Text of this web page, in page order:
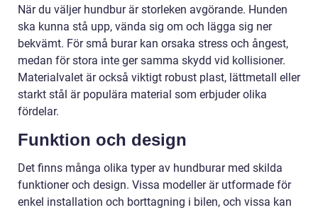
När du väljer hundbur är storleken avgörande. Hunden
ska kunna stå upp, vända sig om och lägga sig ner
bekvämt. För små burar kan orsaka stress och ångest,
medan för stora inte ger samma skydd vid kollisioner.
Materialvalet är också viktigt robust plast, lättmetall eller
starkt stål är populära material som erbjuder olika
fördelar.
Funktion och design
Det finns många olika typer av hundburar med skilda
funktioner och design. Vissa modeller är utformade för
enkel installation och borttagning i bilen, och vissa kan